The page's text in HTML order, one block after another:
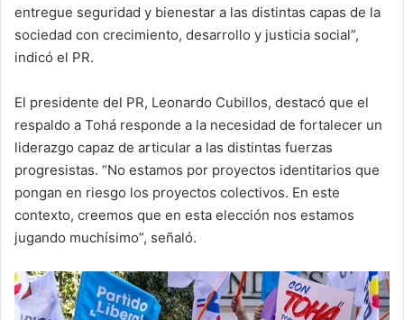
entregue seguridad y bienestar a las distintas capas de la
sociedad con crecimiento, desarrollo y justicia social”,
indicó el PR.
El presidente del PR, Leonardo Cubillos, destacó que el
respaldo a Tohá responde a la necesidad de fortalecer un
liderazgo capaz de articular a las distintas fuerzas
progresistas. “No estamos por proyectos identitarios que
pongan en riesgo los proyectos colectivos. En este
contexto, creemos que en esta elección nos estamos
jugando muchísimo”, señaló.